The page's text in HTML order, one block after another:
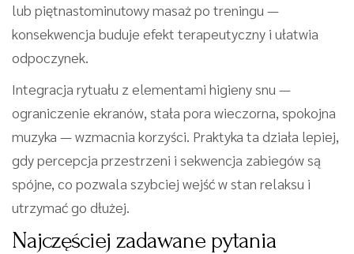
lub piętnastominutowy masaż po treningu —
konsekwencja buduje efekt terapeutyczny i ułatwia
odpoczynek.
Integracja rytuału z elementami higieny snu —
ograniczenie ekranów, stała pora wieczorna, spokojna
muzyka — wzmacnia korzyści. Praktyka ta działa lepiej,
gdy percepcja przestrzeni i sekwencja zabiegów są
spójne, co pozwala szybciej wejść w stan relaksu i
utrzymać go dłużej.
Najczęściej zadawane pytania